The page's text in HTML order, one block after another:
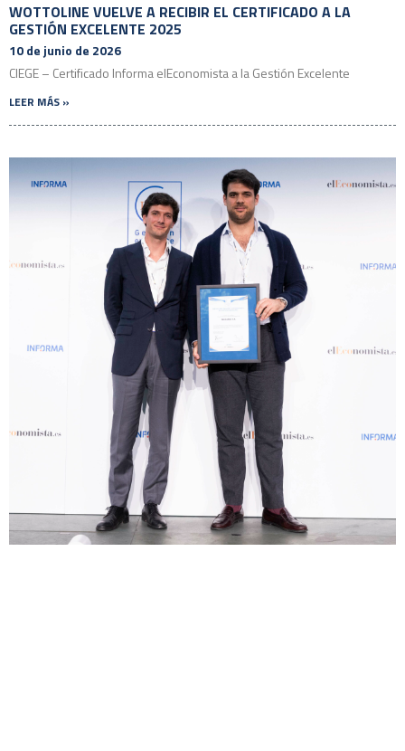
WOTTOLINE VUELVE A RECIBIR EL CERTIFICADO A LA
GESTIÓN EXCELENTE 2025
10 de junio de 2026
CIEGE – Certificado Informa elEconomista a la Gestión Excelente
LEER MÁS »